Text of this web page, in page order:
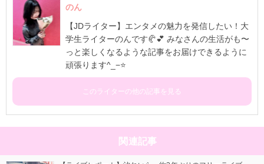
のん
【JDライター】エンタメの魅力を発信したい！大
学生ライターのんです🥐💕 みなさんの生活がも〜
っと楽しくなるような記事をお届けできるように
頑張ります^_−⭐
このライターの他の記事を見る
関連記事